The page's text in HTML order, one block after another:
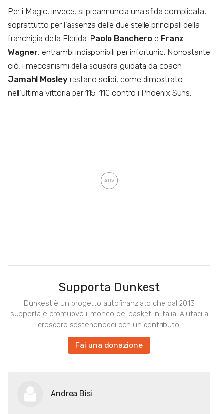
Per i Magic, invece, si preannuncia una sfida complicata,
soprattutto per l’assenza delle due stelle principali della
franchigia della Florida: Paolo Banchero e Franz
Wagner, entrambi indisponibili per infortunio. Nonostante
ciò, i meccanismi della squadra guidata da coach
Jamahl Mosley restano solidi, come dimostrato
nell’ultima vittoria per 115-110 contro i Phoenix Suns.
Supporta Dunkest
Dunkest è un progetto autofinanziato che dal 2013
supporta e promuove il mondo del basket in Italia. Aiutaci a
crescere sostenendoci con un contributo.
Fai una donazione
Andrea Bisi